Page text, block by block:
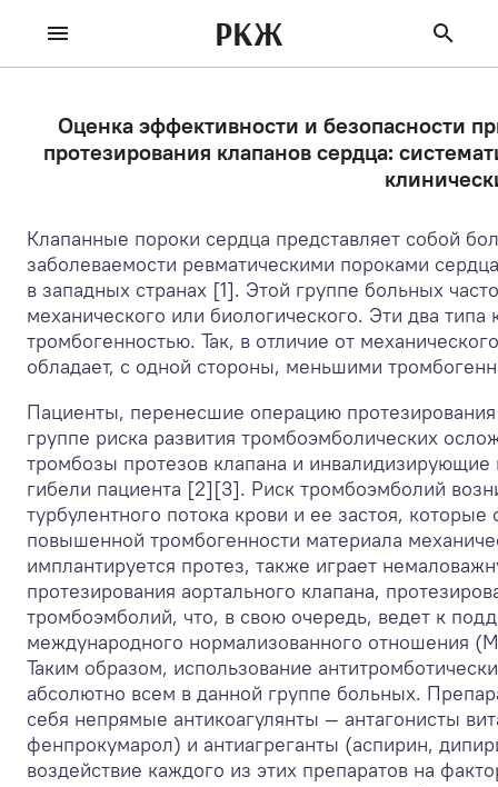
РКЖ
Оценка эффективности и безопасности
протезирования клапанов сердца:
Клапанные пороки сердца представляет собой
заболеваемости ревматическими пороками
в западных странах [1]. Этой группе больных
механического или биологического. Эти два
тромбогенностью. Так, в отличие от
обладает, с одной стороны, меньшими
Пациенты, перенесшие операцию
группе риска развития тромбоэмболических
тромбозы протезов клапана и
гибели пациента [2][3]. Риск тромбоэмболий
турбулентного потока крови и ее застоя,
повышенной тромбогенности материала
имплантируется протез, также играет
протезирования аортального клапана,
тромбоэмболий, что, в свою очередь, ведет к
международного нормализованного отношения
Таким образом, использование
абсолютно всем в данной группе больных.
себя непрямые антикоагулянты — антагонисты
фенпрокумарол) и антиагреганты (аспирин,
воздействие каждого из этих препаратов на